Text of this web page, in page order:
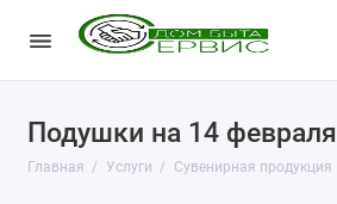
Подушки на 14 февраля
Главная Услуги Сувенирная продукция